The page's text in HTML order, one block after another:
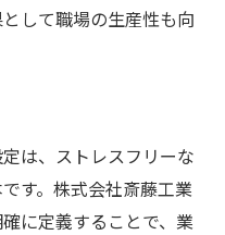
して職場の生産性も向
は、ストレスフリーな
す。株式会社斎藤工業
に定義することで、業